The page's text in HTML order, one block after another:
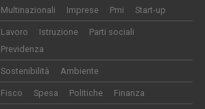
Multinazionali Imprese Pmi Start-up
Lavoro Istruzione
Parti sociali
Previdenza
Sostenibilità Ambiente
Fisco Spesa Politiche Finanza